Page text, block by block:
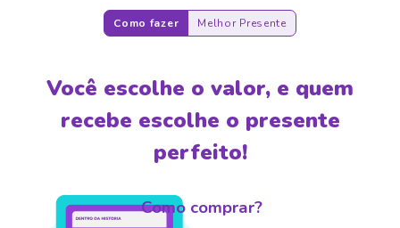
Como fazer Melhor Presente
Você escolhe o valor, e quem
recebe escolhe o presente
perfeito!
Como comprar?